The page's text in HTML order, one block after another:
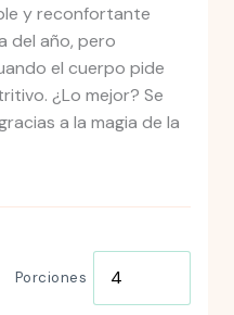
y reconfortante
del año, pero
el cuerpo pide
¿Lo mejor? Se
a la magia de la
Porciones